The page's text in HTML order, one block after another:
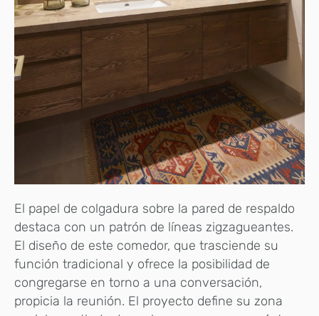
El papel de colgadura sobre la pared de respaldo
destaca con un patrón de líneas zigzagueantes.
El diseño de este comedor, que trasciende su
función tradicional y ofrece la posibilidad de
congregarse en torno a una conversación,
propicia la reunión. El proyecto define su zona